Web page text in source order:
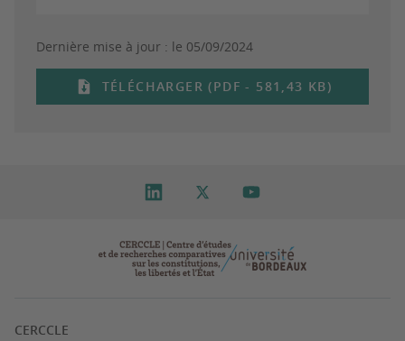
Dernière mise à jour : le 05/09/2024
TÉLÉCHARGER (PDF - 581,43 KB)
CERCCLE